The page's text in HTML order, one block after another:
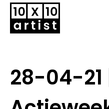
28-04-21